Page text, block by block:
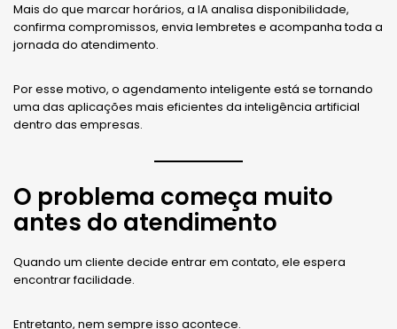
Mais do que marcar horários, a IA analisa disponibilidade,
confirma compromissos, envia lembretes e acompanha toda a
jornada do atendimento.
Por esse motivo, o agendamento inteligente está se tornando
uma das aplicações mais eficientes da inteligência artificial
dentro das empresas.
O problema começa muito
antes do atendimento
Quando um cliente decide entrar em contato, ele espera
encontrar facilidade.
Entretanto, nem sempre isso acontece.